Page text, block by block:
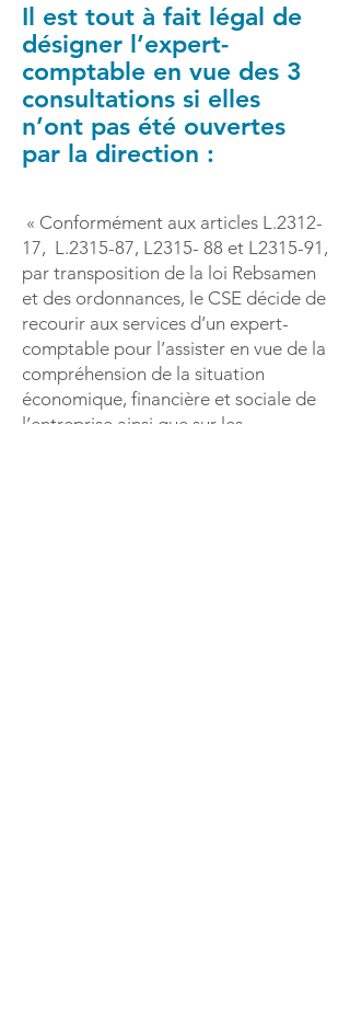
Il est tout à fait légal de
désigner l’expert-
comptable en vue des 3
consultations si elles
n’ont pas été ouvertes
par la direction :
« Conformément aux articles L.2312-
17, L.2315-87, L2315- 88 et L2315-91,
par transposition de la loi Rebsamen
et des ordonnances, le CSE décide de
recourir aux services d’un expert-
comptable pour l’assister en vue de la
compréhension de la situation
économique, financière et sociale de
l’entreprise ainsi que sur les